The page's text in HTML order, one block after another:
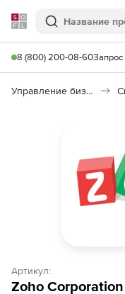
Softline
Поиск
8 (800) 200-08-60
Управление бизнесом, CRM/ERP
Артикул:
Zoho